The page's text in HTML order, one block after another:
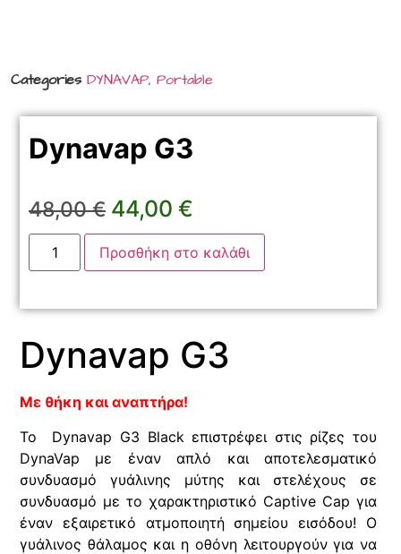
Categories DYNAVAP, Portable
Dynavap G3
48,00€ 44,00€
Προσθήκη στο καλάθι
Dynavap G3
Με θήκη και αναπτήρα!
Το Dynavap G3 Black επιστρέφει στις ρίζες του
DynaVap με έναν απλό και αποτελεσματικό
συνδυασμό γυάλινης μύτης και στελέχους σε
συνδυασμό με το χαρακτηριστικό Captive Cap για
έναν εξαιρετικό ατμοποιητή σημείου εισόδου! Ο
γυάλινος θάλαμος και η οθόνη λειτουργούν για να